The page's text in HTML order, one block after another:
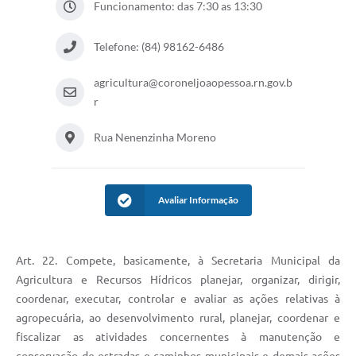
Funcionamento: das 7:30 as 13:30
Telefone: (84) 98162-6486
agricultura@coroneljoaopessoa.rn.gov.b
r
Rua Nenenzinha Moreno
Avaliar Informação
Art. 22. Compete, basicamente, à Secretaria Municipal da
Agricultura e Recursos Hídricos planejar, organizar, dirigir,
coordenar, executar, controlar e avaliar as ações relativas à
agropecuária, ao desenvolvimento rural, planejar, coordenar e
fiscalizar as atividades concernentes à manutenção e